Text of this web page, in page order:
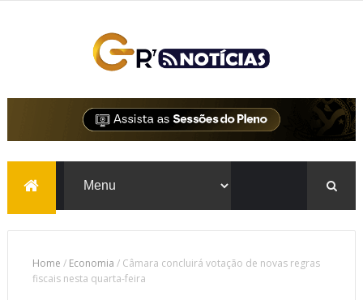
Home / Economia / Câmara concluirá votação de novas regras
fiscais nesta quarta-feira